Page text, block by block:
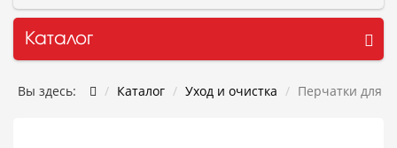
Каталог
Вы здесь: Каталог Уход и очистка Перчатки для